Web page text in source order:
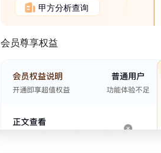
甲方分析查询
会员尊享权益